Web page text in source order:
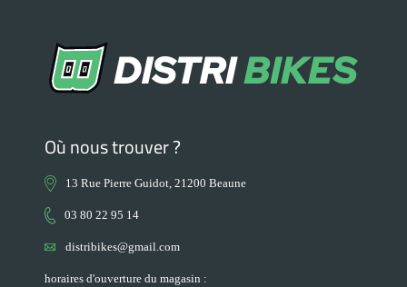
Où nous trouver ?
13 Rue Pierre Guidot, 21200 Beaune
03 80 22 95 14
distribikes@gmail.com
horaires d'ouverture du magasin :